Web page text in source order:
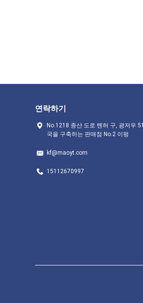
연락하기
No.1218 종샨 도로 톈허 구, 광저우
국을 구축하는 판매점 No.2 이펑
kf@maoyt.com
15112670997